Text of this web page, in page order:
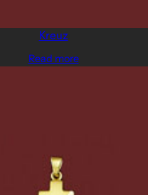
Kreuz
Read more